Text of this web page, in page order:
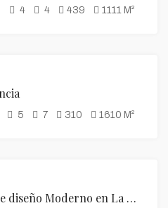
4 4 439 1111 M²
5 7 310 1610 M²
Chalet Independiente de diseño Moderno en La Cañada